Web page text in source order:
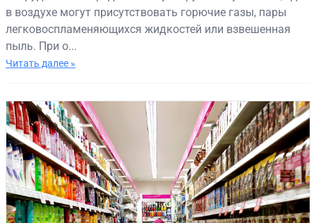
в воздухе могут присутствовать горючие газы, пары
легковоспламеняющихся жидкостей или взвешенная
пыль. При о...
Читать далее »